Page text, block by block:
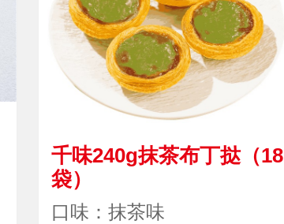
千味240g抹茶布丁挞（18
袋）
口味：抹茶味